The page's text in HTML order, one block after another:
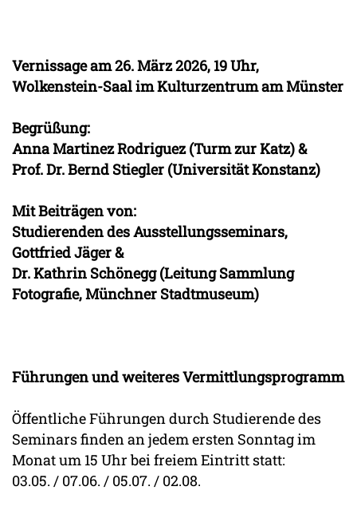
Vernissage am 26. März 2026, 19 Uhr,
Wolkenstein-Saal im Kulturzentrum am Münster
Begrüßung:
Anna Martinez Rodriguez (Turm zur Katz) &
Prof. Dr. Bernd Stiegler (Universität Konstanz)
Mit Beiträgen von:
Studierenden des Ausstellungsseminars,
Gottfried Jäger &
Dr. Kathrin Schönegg (Leitung Sammlung
Fotografie, Münchner Stadtmuseum)
Führungen und weiteres Vermittlungsprogramm
Öffentliche Führungen durch Studierende des
Seminars finden an jedem ersten Sonntag im
Monat um 15 Uhr bei freiem Eintritt statt:
03.05. / 07.06. / 05.07. / 02.08.